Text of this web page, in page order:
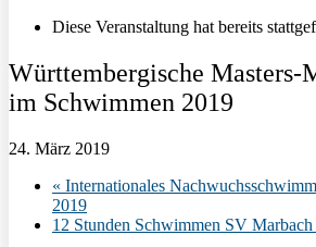
Diese Veranstaltung hat bereits
Württembergische Masters-
im Schwimmen 2019
24. März 2019
« Internationales
2019
12 Stunden Schwimmen SV